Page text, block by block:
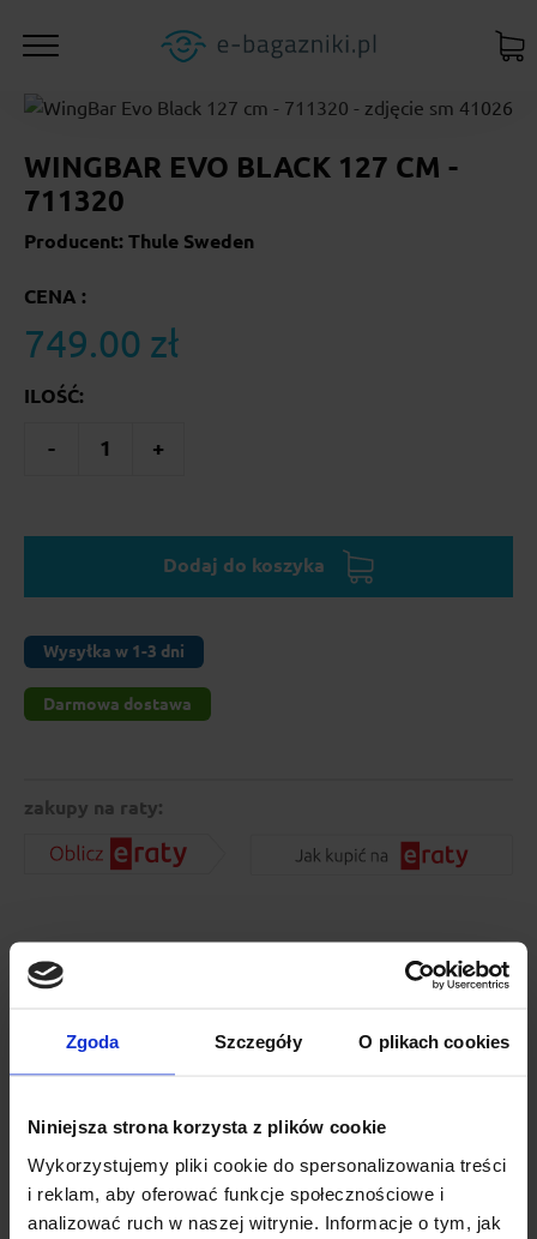
Zgoda Szczegóły O plikach cookies
Niniejsza strona korzysta z plików cookie
Wykorzystujemy pliki cookie do spersonalizowania treści
i reklam, aby oferować funkcje społecznościowe i
analizować ruch w naszej witrynie. Informacje o tym, jak
WINGBAR EVO BLACK 127 CM -
711320
Producent: Thule Sweden
CENA :
749.00 zł
ILOŚĆ:
- 1 +
Dodaj do koszyka
Wysyłka w 1-3 dni
Darmowa dostawa
zakupy na raty:
Opis produktu
Wysokiej jakości aerodynamiczne belki bazowe zapewnią
cichą jazdę i łatwy montaż akcesoriów.
powietrza, redukuje hałas i zmniejsza zużycie paliwa.
Konstrukcja TrailEdge redukuje opór aerodynamiczny dzięki
separacji powietrza od belki.